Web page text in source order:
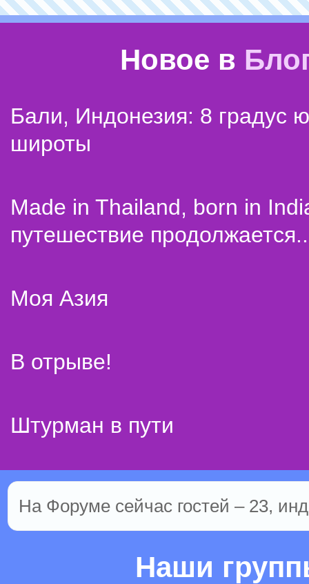
Новое в
Бали, Индонезия: 8 градус
широты
Made in Thailand, born in
путешествие
Моя Азия
В отрыве!
Штурман в пути
На Форуме сейчас гостей – 23,
Наши